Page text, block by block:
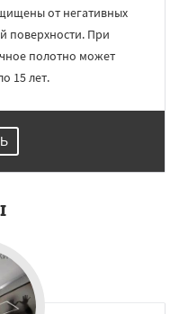
от негативных
поверхности. При
полотно может
15 лет.